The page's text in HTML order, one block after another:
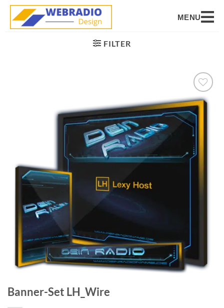
MENU
FILTER
Auf die
Wunschliste
setzen
Banner-Set LH_Wire